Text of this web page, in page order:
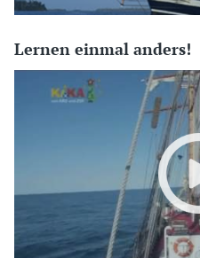
Lernen einmal anders!